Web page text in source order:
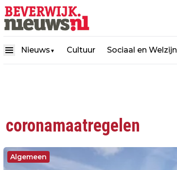
Nieuws ▼ Cultuur Sociaal en Welzijn
coronamaatregelen
Algemeen